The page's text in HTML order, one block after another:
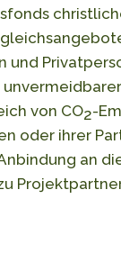
von CO2-
oder ihrer
an